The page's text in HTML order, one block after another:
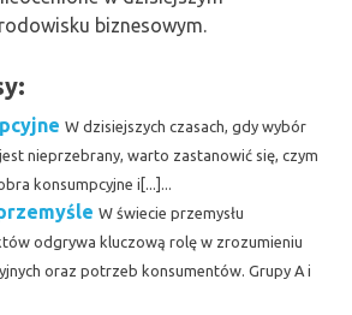
biznesowym.
W dzisiejszych czasach, gdy wybór
nieprzebrany, warto zastanowić się, czym
konsumpcyjne i[...]...
W świecie przemysłu
odgrywa kluczową rolę w zrozumieniu
oraz potrzeb konsumentów. Grupy A i